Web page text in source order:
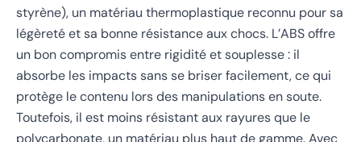
styrène), un matériau thermoplastique reconnu pour sa
légèreté et sa bonne résistance aux chocs. L’ABS offre
un bon compromis entre rigidité et souplesse : il
absorbe les impacts sans se briser facilement, ce qui
protège le contenu lors des manipulations en soute.
Toutefois, il est moins résistant aux rayures que le
polycarbonate, un matériau plus haut de gamme. Avec